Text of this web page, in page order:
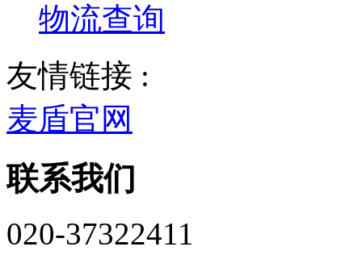
物流查询
友情链接 :
麦盾官网
联系我们
020-37322411